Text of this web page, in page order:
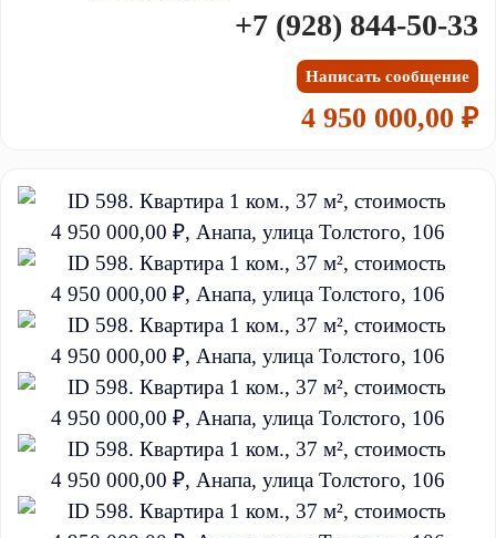
+7 (928) 844-50-33
Написать сообщение
4 950 000,00 ₽